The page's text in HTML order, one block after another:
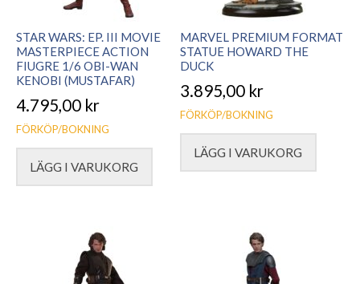
STAR WARS: EP. III MOVIE
MASTERPIECE ACTION
FIUGRE 1/6 OBI-WAN
KENOBI (MUSTAFAR)
4.795,00 kr
FÖRKÖP/BOKNING
LÄGG I VARUKORG
MARVEL PREMIUM FORMAT
STATUE HOWARD THE
DUCK
3.895,00 kr
FÖRKÖP/BOKNING
LÄGG I VARUKORG